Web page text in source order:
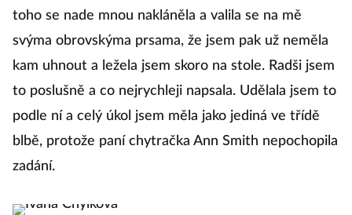
toho se nade mnou nakláněla a valila se na mě
svýma obrovskýma prsama, že jsem pak už neměla
kam uhnout a ležela jsem skoro na stole. Radši jsem
to poslušně a co nejrychleji napsala. Udělala jsem to
podle ní a celý úkol jsem měla jako jediná ve třídě
blbě, protože paní chytračka Ann Smith nepochopila
zadání.